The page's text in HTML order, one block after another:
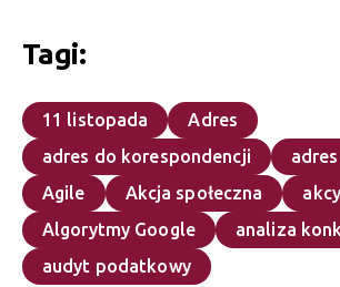
Tagi:
11 listopada
Adres
adres do korespondencji
Agile
Akcja społeczna
Algorytmy Google
analiza
audyt podatkowy